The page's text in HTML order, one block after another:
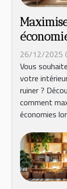
et la
ligne
26/12/2025
Vous
votre
ruiner ?
comment
économies